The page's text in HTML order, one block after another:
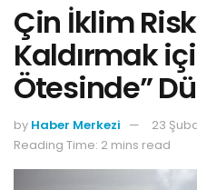
Çin İklim
Kaldırmak
Ötesinde”
by Haber Merkezi
23
Reading Time: 2 mins read